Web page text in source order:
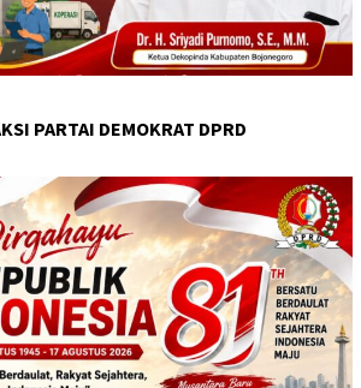
PARTAI DEMOKRAT DPRD